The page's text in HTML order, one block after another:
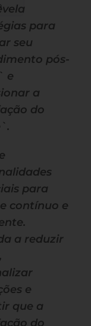
para
seu
pós-
e
a
do
para
contínuo e
a reduzir
e
que a
do